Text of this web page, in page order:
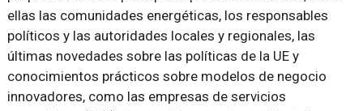
ellas las comunidades energéticas, los responsables
políticos y las autoridades locales y regionales, las
últimas novedades sobre las políticas de la UE y
conocimientos prácticos sobre modelos de negocio
innovadores, como las empresas de servicios